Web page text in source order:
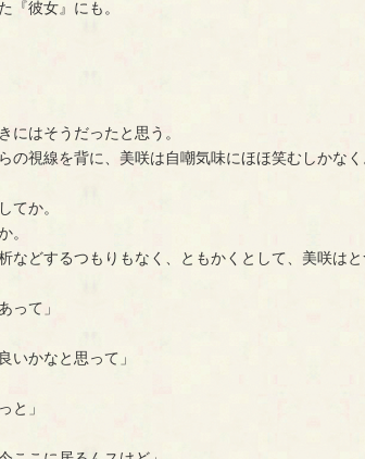
彼女』にも。
はそうだったと思う。
視線を背に、美咲は自嘲気味にほほ笑むしかな
てか。
。
どするつもりもなく、ともかくとして、美咲は
って」
いかなと思って」
と」